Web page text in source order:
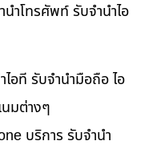
ำโทรศัพท์ รับจำนำไอ
อที รับจำนำมือถือ ไอ
มต่างๆ
บริการ รับจำนำ